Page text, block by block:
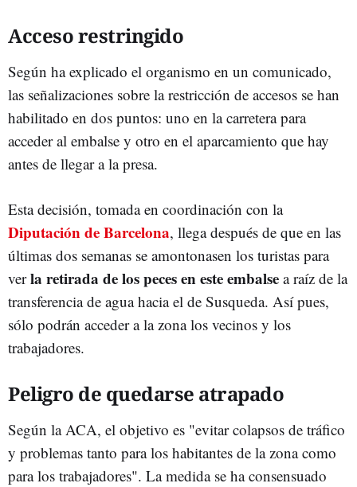
Acceso restringido
Según ha explicado el organismo en un comunicado,
las señalizaciones sobre la restricción de accesos se han
habilitado en dos puntos: uno en la carretera para
acceder al embalse y otro en el aparcamiento que hay
antes de llegar a la presa.
Esta decisión, tomada en coordinación con la
Diputación de Barcelona, llega después de que en las
últimas dos semanas se amontonasen los turistas para
verla retirada de los peces en este embalse a raíz de la
transferencia de agua hacia el de Susqueda. Así pues,
sólo podrán acceder a la zona los vecinos y los
trabajadores.
Peligro de quedarse atrapado
Según la ACA, el objetivo es "evitar colapsos de tráfico
y problemas tanto para los habitantes de la zona como
para los trabajadores". La medida se ha consensuado